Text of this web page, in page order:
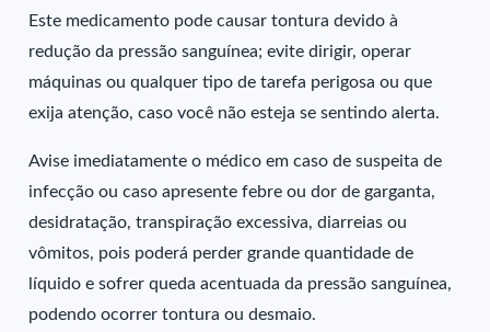
Este medicamento pode causar tontura devido à
redução da pressão sanguínea; evite dirigir, operar
máquinas ou qualquer tipo de tarefa perigosa ou que
exija atenção, caso você não esteja se sentindo alerta.
Avise imediatamente o médico em caso de suspeita de
infecção ou caso apresente febre ou dor de garganta,
desidratação, transpiração excessiva, diarreias ou
vômitos, pois poderá perder grande quantidade de
líquido e sofrer queda acentuada da pressão sanguínea,
podendo ocorrer tontura ou desmaio.